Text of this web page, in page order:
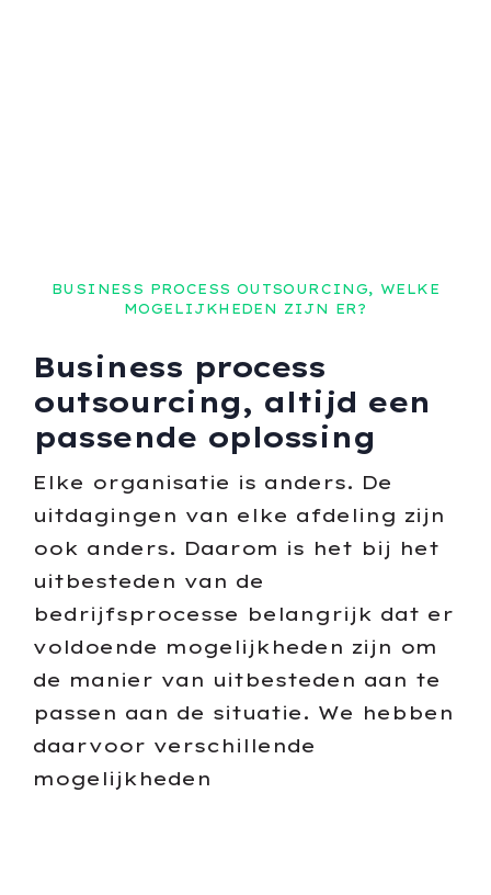
BUSINESS PROCESS OUTSOURCING, WELKE
MOGELIJKHEDEN ZIJN ER?
Business process
outsourcing, altijd een
passende oplossing
Elke organisatie is anders. De
uitdagingen van elke afdeling zijn
ook anders. Daarom is het bij het
uitbesteden van de
bedrijfsprocesse belangrijk dat er
voldoende mogelijkheden zijn om
de manier van uitbesteden aan te
passen aan de situatie. We hebben
daarvoor verschillende
mogelijkheden